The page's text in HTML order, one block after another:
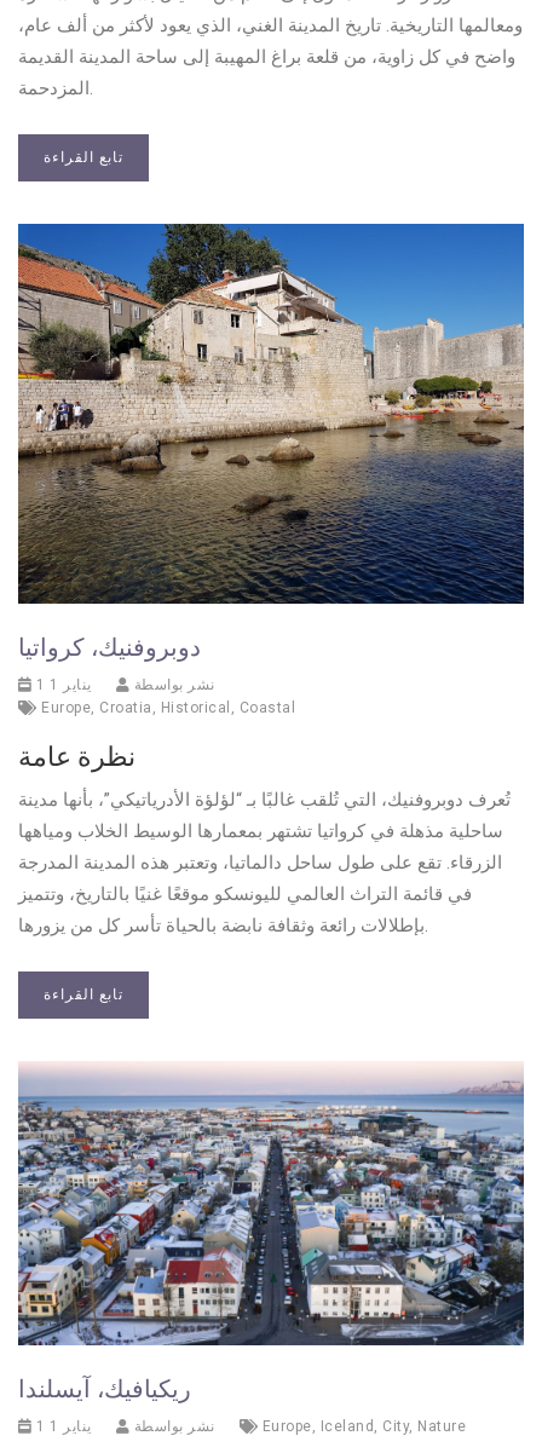
ومعالمها التاريخية. تاريخ المدينة الغني، الذي يعود لأكثر من ألف عام،
واضح في كل زاوية، من قلعة براغ المهيبة إلى ساحة المدينة القديمة
المزدحمة.
تابع القراءة
دوبروفنيك، كرواتيا
1 يناير 1
نشر بواسطة
Europe Croatia Historical Coastal
نظرة عامة
تُعرف دوبروفنيك، التي تُلقب غالبًا بـ “لؤلؤة الأدرياتيكي”، بأنها مدينة
ساحلية مذهلة في كرواتيا تشتهر بمعمارها الوسيط الخلاب ومياهها
الزرقاء. تقع على طول ساحل دالماتيا، وتعتبر هذه المدينة المدرجة
في قائمة التراث العالمي لليونسكو موقعًا غنيًا بالتاريخ، وتتميز
بإطلالات رائعة وثقافة نابضة بالحياة تأسر كل من يزورها.
تابع القراءة
ريكيافيك، آيسلندا
1 يناير 1 نشر بواسطة Europe Iceland City, Nature